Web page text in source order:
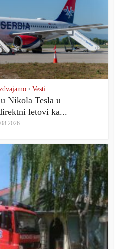
• Vesti
Nikola Tesla u
letovi ka...